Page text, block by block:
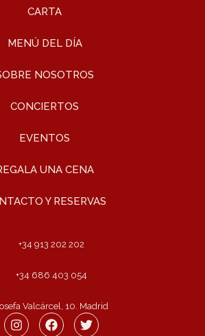
CARTA
MENÚ DEL DÍA
NOSOTROS
CONCIERTOS
EVENTOS
UNA CENA
Y RESERVAS
+34 913 202 202
+34 686 403 054
Valcárcel, 10. Madrid